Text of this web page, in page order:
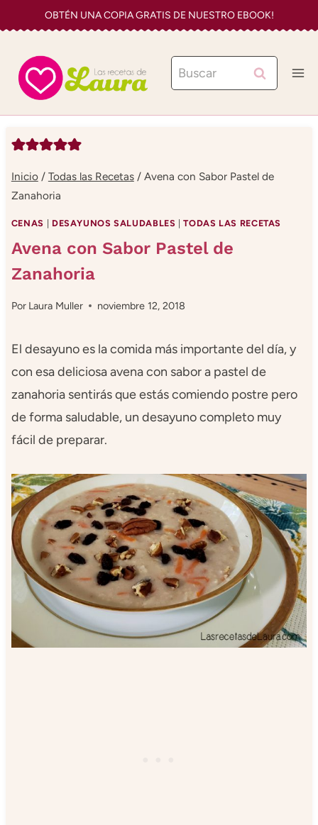
al
contenido
OBTÉN UNA COPIA GRATIS DE NUESTRO EBOOK!
Buscar:
Inicio / Todas las Recetas / Avena con Sabor Pastel de
Zanahoria
CENAS DESAYUNOS SALUDABLES |TODAS LAS RECETAS
Avena con Sabor Pastel de
Zanahoria
Por Laura Muller noviembre 12, 2018
El desayuno es la comida más importante del día, y
con esa deliciosa avena con sabor a pastel de
zanahoria sentirás que estás comiendo postre pero
de forma saludable, un desayuno completo muy
fácil de preparar.